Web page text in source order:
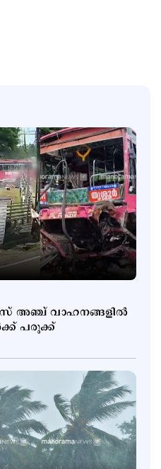
അഞ്ച് വാഹനങ്ങളിൽ
പരുക്ക്